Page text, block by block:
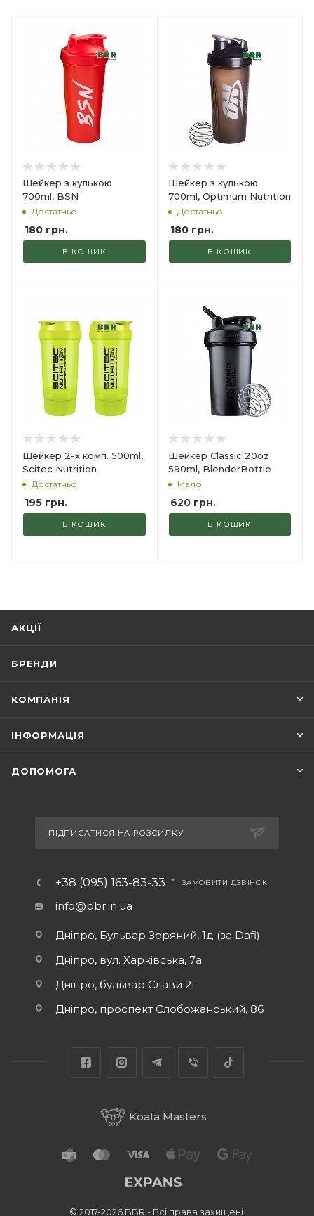
Шейкер з кулькою
700ml, BSN
Достатньо
180 грн.
В КОШИК
Шейкер з кулькою
700ml, Optimum Nutrition
Достатньо
180грн.
В КОШИК
Шейкер 2-х комп. 500ml,
Scitec Nutrition
Достатньо
195 грн.
В КОШИК
Шейкер Classic 20oz
590ml, BlenderBottle
Мало
620грн.
В КОШИК
АКЦІЇ
БРЕНДИ
КОМПАНІЯ
ІНФОРМАЦІЯ
ДОПОМОГА
ПІДПИСАТИСЯ НА РОЗСИЛКУ
+38 (095) 163-83-33 ЗАМОВИТИ ДЗВІНОК
info@bbr.in.ua
Дніпро, Бульвар Зоряний, 1д (за Dafi)
Дніпро, вул. Харківська, 7а
Дніпро, бульвар Слави 2г
Дніпро, проспект Слобожанський, 86
Koala Masters
© 2017-2026 BBR - Всі права захищені.